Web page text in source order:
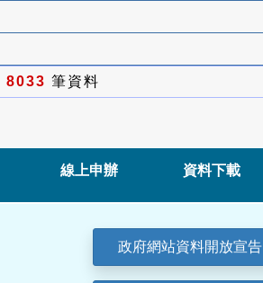
8033 筆資料
線上申辦 資料下載
政府網站資料開放宣告